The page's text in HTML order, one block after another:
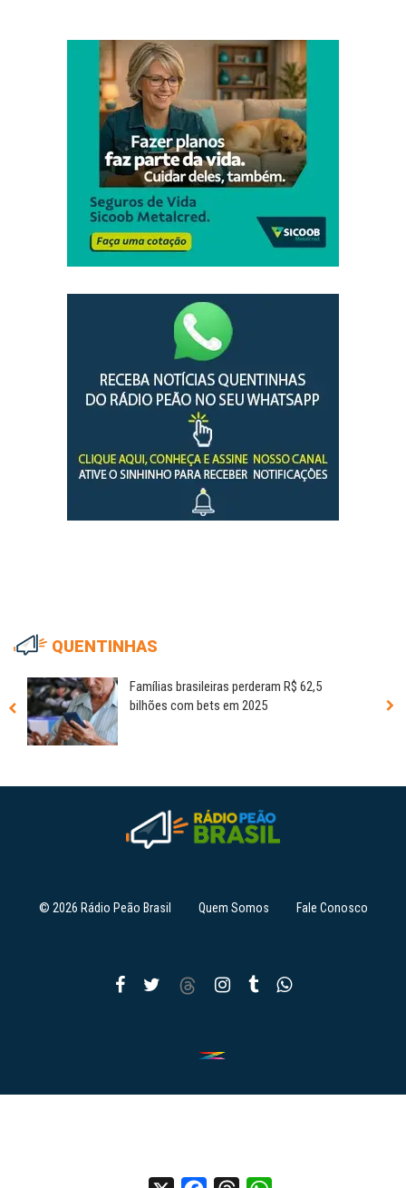
QUENTINHAS
Famílias brasileiras perderam R$ 62,5
bilhões com bets em 2025
© 2026 Rádio Peão Brasil Quem Somos Fale Conosco
X FacebookThreadsWhatsApp